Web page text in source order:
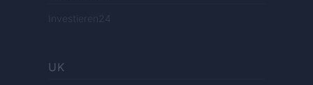
Investieren24
UK